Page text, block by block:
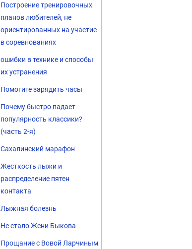
Построение тренировочных
планов любителей, не
ориентированных на участие
в соревнованиях
ошибки в технике и способы
их устранения
Помогите зарядить часы
Почему быстро падает
популярность классики?
(часть 2-я)
Сахалинский марафон
Жесткость лыжи и
распределение пятен
контакта
Лыжная болезнь
Не стало Жени Быкова
Прощание с Вовой Ларчиным